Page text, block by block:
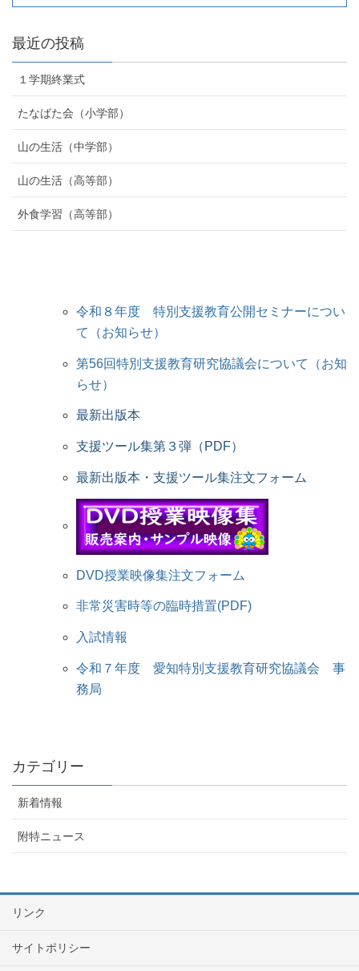
最近の投稿
１学期終業式
たなばた会（小学部）
山の生活（中学部）
山の生活（高等部）
外食学習（高等部）
令和８年度 特別支援教育公開セミナーについ
て（お知らせ）
第56回特別支援教育研究協議会について（お知
らせ）
最新出版本
支援ツール集第３弾（PDF）
最新出版本・支援ツール集注文フォーム
DVD授業映像集注文フォーム
非常災害時等の臨時措置(PDF)
入試情報
令和７年度 愛知特別支援教育研究協議会 事
務局
カテゴリー
新着情報
附特ニュース
リンク
サイトポリシー